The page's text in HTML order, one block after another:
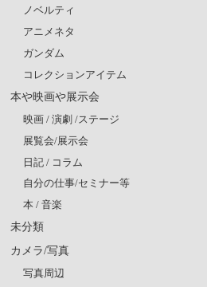
ノベルティ
アニメネタ
ガンダム
コレクションアイテム
本や映画や展示会
映画 / 演劇 /ステージ
展覧会/展示会
日記 / コラム
自分の仕事/セミナー等
本 / 音楽
未分類
カメラ/写真
写真周辺